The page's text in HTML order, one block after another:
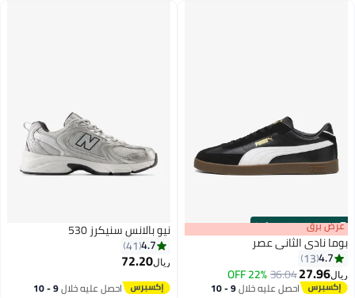
00m:00s
·
100% Left
4
عرض برق
بوما نادي الثاني عصر
4.7
13
ريال27.96
36.04
22% OFF
احصل عليه خلال 9 - 10
نيو بالانس سنيكرز 530
4.7
41
ريال72.20
احصل عليه خلال 9 - 10